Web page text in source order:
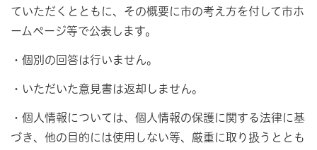
ていただくとともに、その概要に市の考え方を付して市ホ
ームページ等で公表します。
・個別の回答は行いません。
・いただいた意見書は返却しません。
・個人情報については、個人情報の保護に関する法律に基
づき、他の目的には使用しない等、厳重に取り扱うととも